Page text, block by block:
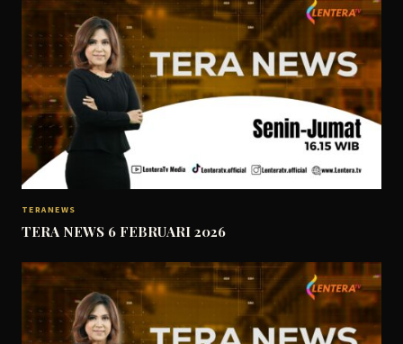
TERANEWS
TERA NEWS 6 FEBRUARI 2026